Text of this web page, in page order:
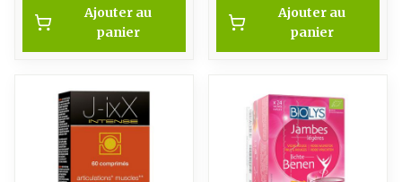
Ajouter au
panier
Ajouter au
panier